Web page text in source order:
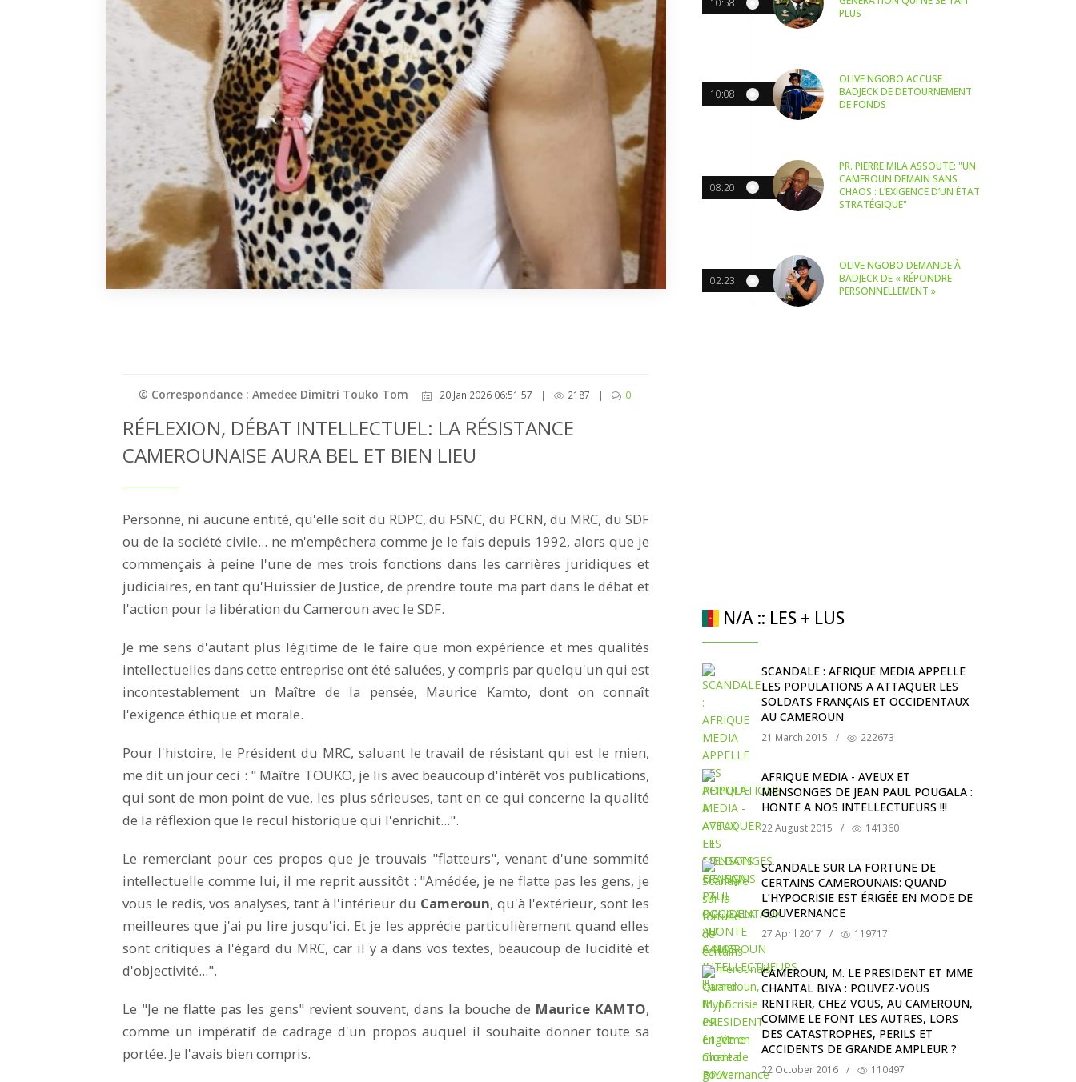
© Correspondance : Amedee Dimitri Touko Tom 20 Jan 2026 06:51:57 | 2187 | 0
RÉFLEXION, DÉBAT INTELLECTUEL: LA RÉSISTANCE
CAMEROUNAISE AURA BEL ET BIEN LIEU
Personne, ni aucune entité, qu'elle soit du RDPC, du FSNC, du PCRN, du MRC, du SDF
ou de la société civile... ne m'empêchera comme je le fais depuis 1992, alors que je
commençais à peine l'une de mes trois fonctions dans les carrières juridiques et
judiciaires, en tant qu'Huissier de Justice, de prendre toute ma part dans le débat et
l'action pour la libération du Cameroun avec le SDF.
Je me sens d'autant plus légitime de le faire que mon expérience et mes qualités
intellectuelles dans cette entreprise ont été saluées, y compris par quelqu'un qui est
incontestablement un Maître de la pensée, Maurice Kamto, dont on connaît
l'exigence éthique et morale.
Pour l'histoire, le Président du MRC, saluant le travail de résistant qui est le mien,
me dit un jour ceci : " Maître TOUKO, je lis avec beaucoup d'intérêt vos publications,
qui sont de mon point de vue, les plus sérieuses, tant en ce qui concerne la qualité
de la réflexion que le recul historique qui l'enrichit...".
Le remerciant pour ces propos que je trouvais "flatteurs", venant d'une sommité
intellectuelle comme lui, il me reprit aussitôt : "Amédée, je ne flatte pas les gens, je
vous le redis, vos analyses, tant à l'intérieur du Cameroun, qu'à l'extérieur, sont les
meilleures que j'ai pu lire jusqu'ici. Et je les apprécie particulièrement quand elles
sont critiques à l'égard du MRC, car il y a dans vos textes, beaucoup de lucidité et
d'objectivité...".
Le "Je ne flatte pas les gens" revient souvent, dans la bouche de Maurice KAMTO,
comme un impératif de cadrage d'un propos auquel il souhaite donner toute sa
portée. Je l'avais bien compris.
10:58
PLUS
10:08
OLIVE NGOBO ACCUSE
BADJECK DE DÉTOURNEMENT
DE FONDS
08:20
PR. PIERRE MILA ASSOUTE: "UN
CAMEROUN DEMAIN SANS
CHAOS : L’EXIGENCE D’UN ÉTAT
STRATÉGIQUE"
02:23
OLIVE NGOBO DEMANDE À
BADJECK DE « RÉPONDRE
PERSONNELLEMENT »
N/A :: LES + LUS
SCANDALE : AFRIQUE MEDIA APPELLE
LES POPULATIONS A ATTAQUER LES
SOLDATS FRANÇAIS ET OCCIDENTAUX
AU CAMEROUN
21 March 2015 / 222673
AFRIQUE MEDIA - AVEUX ET
MENSONGES DE JEAN PAUL POUGALA :
HONTE A NOS INTELLECTUEURS !!!
22 August 2015 / 141360
SCANDALE SUR LA FORTUNE DE
CERTAINS CAMEROUNAIS: QUAND
L’HYPOCRISIE EST ÉRIGÉE EN MODE DE
GOUVERNANCE
27 April 2017 / 119717
CAMEROUN, M. LE PRESIDENT ET MME
CHANTAL BIYA : POUVEZ-VOUS
RENTRER, CHEZ VOUS, AU CAMEROUN,
COMME LE FONT LES AUTRES, LORS
DES CATASTROPHES, PERILS ET
ACCIDENTS DE GRANDE AMPLEUR ?
22 October 2016 / 110497